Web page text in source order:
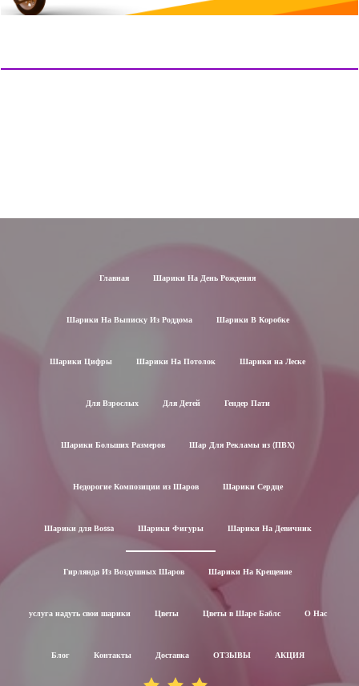
Главная Шарики На День Рождения
Шарики На Выписку Из Роддома Шарики В Коробке
Шарики Цифры Шарики На Потолок Шарики на Леске
Для Взрослых Для Детей Гендер Пати
Шарики Больших Размеров Шар Для Рекламы из (ПВХ)
Недорогие Композиции из Шаров Шарики Сердце
Шарики для Воssa Шарики Фигуры Шарики На Девичник
Гирлянда Из Воздушных Шаров Шарики На Крещение
услуга надуть свои шарики Цветы Цветы в Шаре Баблс О Нас
Блог Контакты Доставка ОТЗЫВЫ АКЦИЯ